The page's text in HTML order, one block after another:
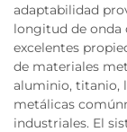
adaptabilidad
longitud de onda
excelentes
de materiales
aluminio, titanio,
metálicas
industriales. El